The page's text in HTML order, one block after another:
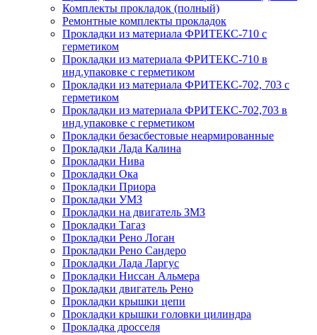
Комплекты прокладок (полный)
Ремонтные комплекты прокладок
Прокладки из материала ФРИТЕКС-710 с
герметиком
Прокладки из материала ФРИТЕКС-710 в
инд.упаковке с герметиком
Прокладки из материала ФРИТЕКС-702, 703 с
герметиком
Прокладки из материала ФРИТЕКС-702,703 в
инд.упаковке с герметиком
Прокладки безасбестовые неармированные
Прокладки Лада Калина
Прокладки Нива
Прокладки Ока
Прокладки Приора
Прокладки УМЗ
Прокладки на двигатель ЗМЗ
Прокладки Тагаз
Прокладки Рено Логан
Прокладки Рено Сандеро
Прокладки Лада Ларгус
Прокладки Ниссан Альмера
Прокладки двигатель Рено
Прокладки крышки цепи
Прокладки крышки головки цилиндра
Прокладка дросселя